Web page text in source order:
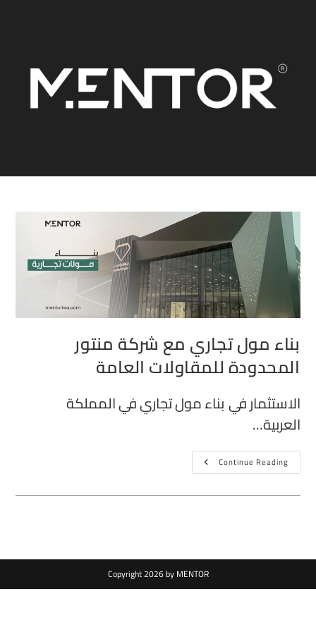
بناء مول تجاري مع شركة منتور
المحدودة للمقاولات العامة
الاستثمار في بناء مول تجاري في المملكة
العربية…
Continue Reading
Copyright 2026 by MENTOR